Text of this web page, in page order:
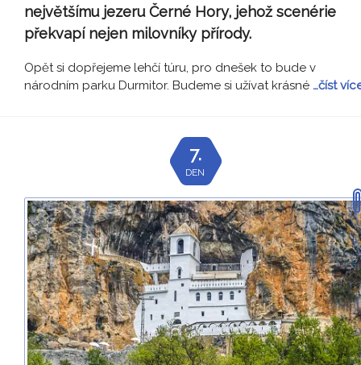
největšímu jezeru Černé Hory, jehož scenérie
překvapí nejen milovníky přírody.
Opět si dopřejeme lehčí túru, pro dnešek to bude v
národním parku Durmitor. Budeme si užívat krásné …číst
7.
DEN